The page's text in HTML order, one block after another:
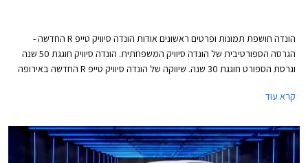
הונדה חושפת תמונות ופרטים ראשונים אודות הונדה סיוויק טייפ R החדשה -
הגרסה הספורטיבית של הונדה סיוויק המשפחתית. הונדה סיוויק חוגגת 50 שנה
וגרסת הספורט חוגגת 30 שנה. שיווקה של הונדה סיוויק טייפ R החדשה באירופה
קרא עוד